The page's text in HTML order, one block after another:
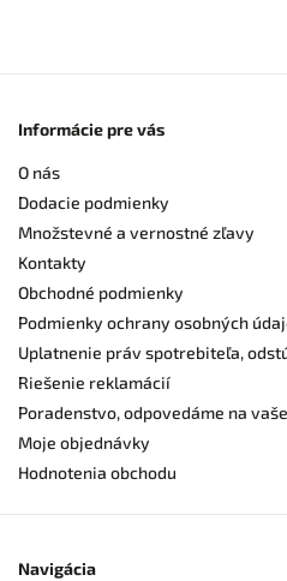
Informácie pre vás
O nás
Dodacie podmienky
Množstevné a vernostné zľavy
Kontakty
Obchodné podmienky
Podmienky ochrany osobných
Uplatnenie práv spotrebiteľa,
Riešenie reklamácií
Poradenstvo, odpovedáme na
Moje objednávky
Hodnotenia obchodu
Navigácia